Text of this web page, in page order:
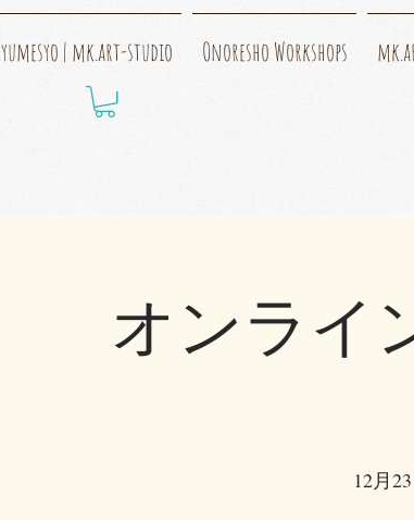
yumesyo | mk.art-studio Onoresho Workshops
オンライ
12月